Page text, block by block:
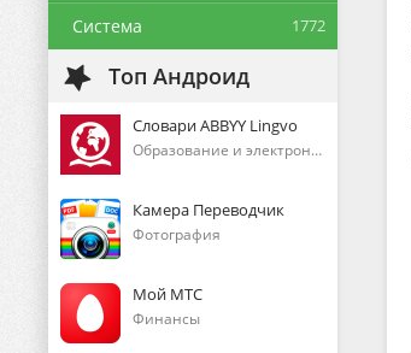
Система 1772
Топ Андроид
Словари ABBYY Lingvo
Образование и электронные книги
Камера Переводчик
Фотография
Мой МТС
Финансы